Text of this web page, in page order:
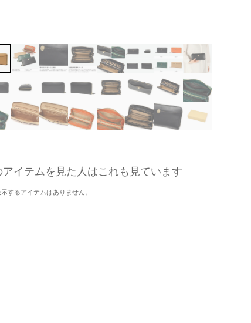
アイテムを見た人はこれも見ています
するアイテムはありません。